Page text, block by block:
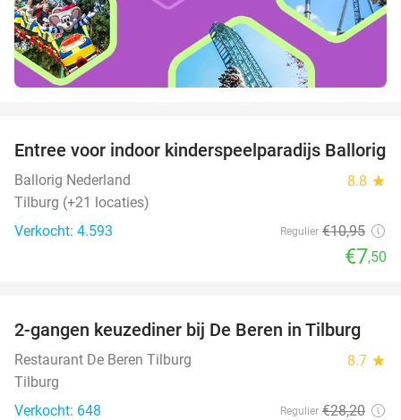
32%
Entree voor indoor kinderspeelparadijs Ballorig
Ballorig Nederland 8.8 star
Tilburg (+21 locaties)
Verkocht: 4.593
Regulier €10,95
€7,50
40%
2-gangen keuzediner bij De Beren in Tilburg
Restaurant De Beren Tilburg 8.7 star
Tilburg
Verkocht: 648
Regulier €28,20